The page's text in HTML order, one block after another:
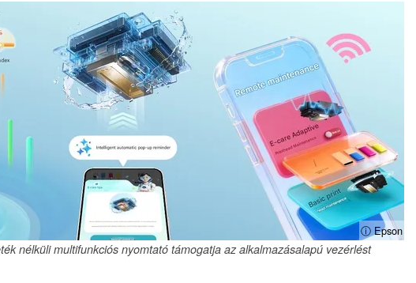
ⓘ Epson
nélküli multifunkciós nyomtató támogatja az alkalmazásalapú vezérlést